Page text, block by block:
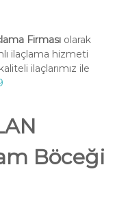
Firmasıolarak
ilaçlama hizmeti
ilaçlarımız ile
Böceği